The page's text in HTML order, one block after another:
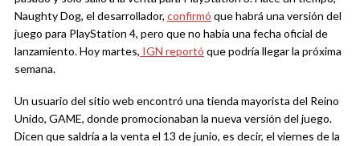
Naughty Dog, el desarrollador, confirmó que habrá una versión del
juego para PlayStation 4, pero que no había una fecha oficial de
lanzamiento. Hoy martes, IGN reportó que podría llegar la próxima
semana.
Un usuario del sitio web encontró una tienda mayorista del Reino
Unido, GAME, donde promocionaban la nueva versión del juego.
Dicen que saldría a la venta el 13 de junio, es decir, el viernes de la